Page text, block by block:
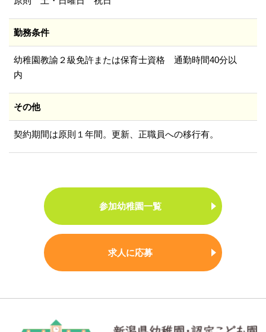
勤務条件
幼稚園教諭２級免許または保育士資格 通勤時間40分以
内
その他
契約期間は原則１年間。更新、正職員への移行有。
参加幼稚園一覧
求人に応募